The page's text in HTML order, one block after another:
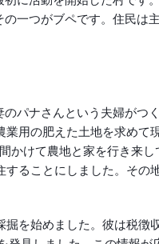
一つがブペです。住民は
パナさんという夫婦がつ
用の肥えた土地を求めて
かけて農地と家を行き来
ることにしました。そ
を始めました。彼は税徴